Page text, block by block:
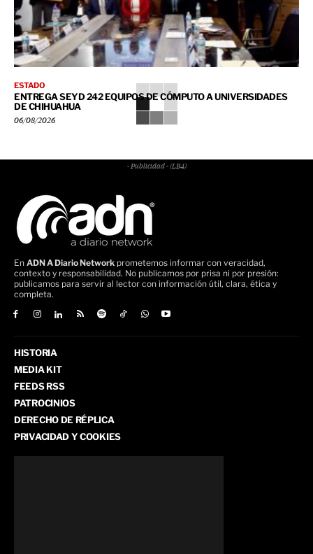
ESTADO
ENTREGA SEYD 242 EQUIPOS DE CÓMPUTO A UNIVERSIDADES
DE CHIHUAHUA
06/08/2026
- Publicidad - (LB4)
En ADN A Diario Network prometemos informar con veracidad,
contexto y responsabilidad. No publicamos por prisa ni por presión:
publicamos para servir al lector con información útil, clara, ética y
completa.
HISTORIA
MEDIA KIT
FEEDS RSS
PATROCINIOS
DERECHO DE RÉPLICA
PRIVACIDAD Y COOKIES